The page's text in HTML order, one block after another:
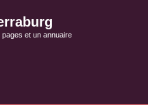
et un annuaire